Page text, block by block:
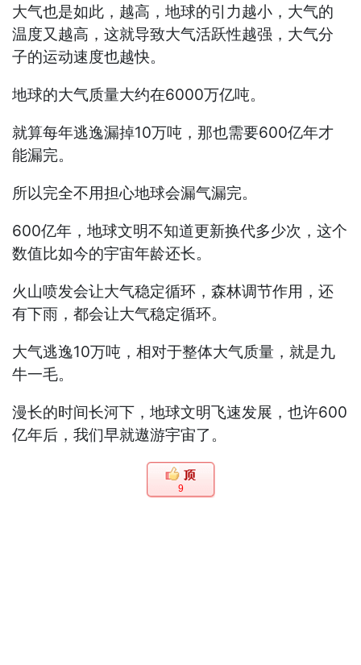
大气也是如此，越高，地球的引力越小，大气的
温度又越高，这就导致大气活跃性越强，大气分
子的运动速度也越快。
地球的大气质量大约在6000万亿吨。
就算每年逃逸漏掉10万吨，那也需要600亿年才
能漏完。
所以完全不用担心地球会漏气漏完。
600亿年，地球文明不知道更新换代多少次，这个
数值比如今的宇宙年龄还长。
火山喷发会让大气稳定循环，森林调节作用，还
有下雨，都会让大气稳定循环。
大气逃逸10万吨，相对于整体大气质量，就是九
牛一毛。
漫长的时间长河下，地球文明飞速发展，也许600
亿年后，我们早就遨游宇宙了。
9